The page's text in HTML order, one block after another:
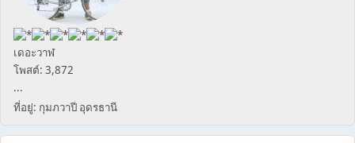
เดอะวาฬ
โพสต์: 3,872
...
ที่อยู่: กุมภวาปี อุดรธานี